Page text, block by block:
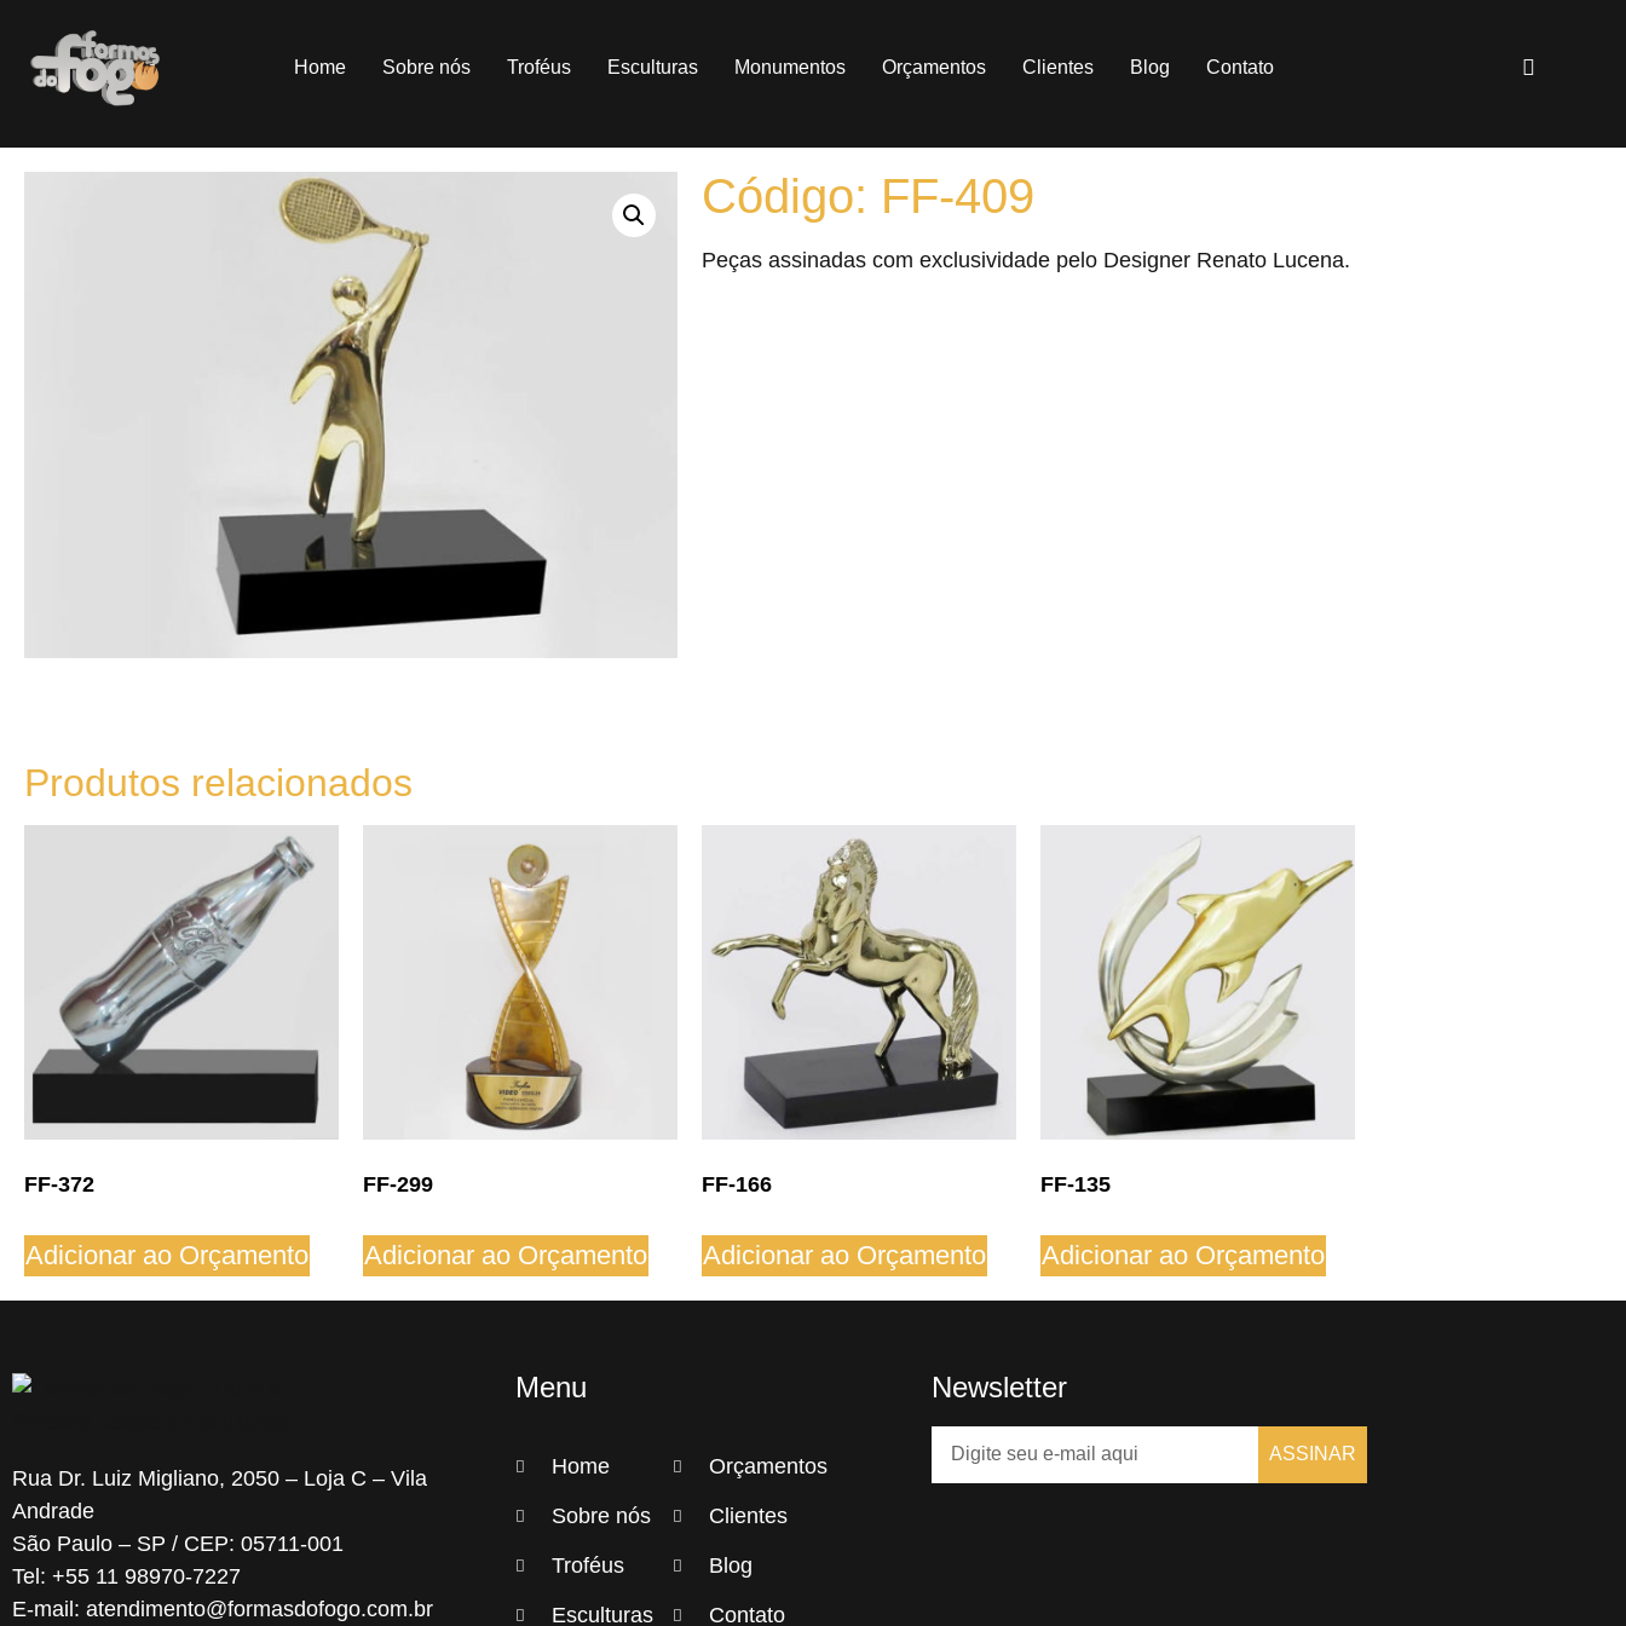
Home Sobre nós Troféus Esculturas Monumentos Orçamentos Clientes Blog Contato
Código: FF-409
Peças assinadas com exclusividade pelo Designer Renato Lucena.
Produtos relacionados
FF-372
Adicionar ao Orçamento
FF-299
Adicionar ao Orçamento
FF-166
Adicionar ao Orçamento
FF-135
Adicionar ao Orçamento
Rua Dr. Luiz Migliano, 2050 – Loja C – Vila
Andrade
São Paulo – SP / CEP: 05711-001
Tel: +55 11 98970-7227
E-mail: atendimento@formasdofogo.com.br
Menu
Home
Sobre nós
Troféus
Esculturas
Orçamentos
Clientes
Blog
Contato
Newsletter
ASSINAR